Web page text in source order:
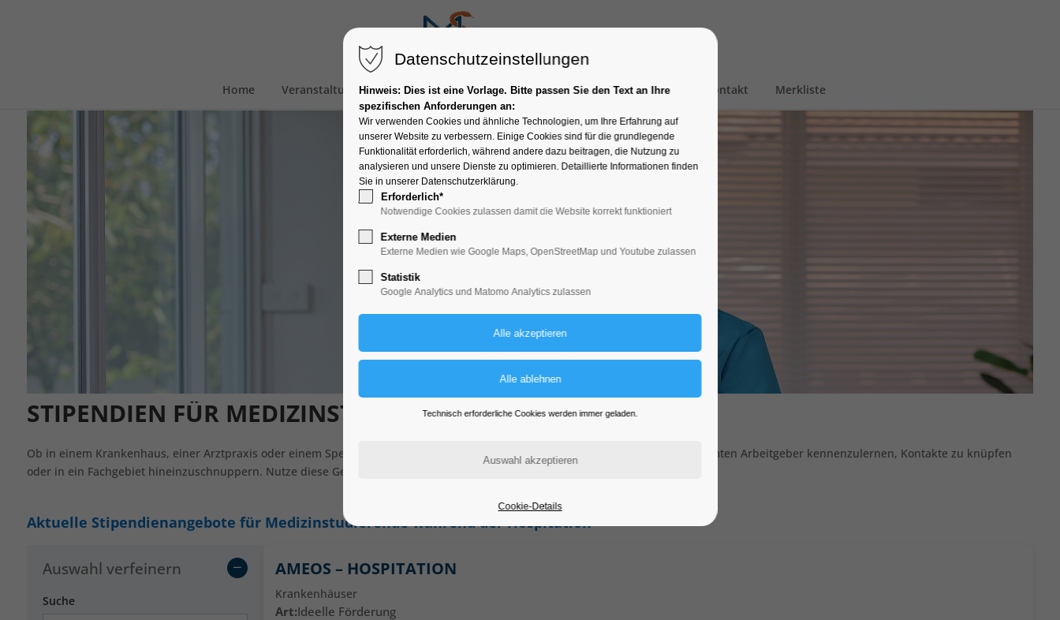
Home Veranstaltungen Stipendienwissen Stipendienprogramm melden Kontakt Merkliste
STIPENDIEN FÜR MEDIZINSTUDIERENDE ZUR HOSPITATION
Ob in einem Krankenhaus, einer Arztpraxis oder einem Spezialzentrum: Eine Hospitation ist eine gute Möglichkeit, einen bestimmten Arbeitgeber kennenzulernen, Kontakte zu knüpfen
oder in ein Fachgebiet hineinzuschnuppern. Nutze diese Gelegenheit!
Aktuelle Stipendienangebote für Medizinstudierende während der Hospitation
Auswahl verfeinern
Suche
AMEOS – HOSPITATION
Krankenhäuser
Art:Ideelle Förderung
Datenschutzeinstellungen
Hinweis: Dies ist eine Vorlage. Bitte passen Sie den Text an Ihre
spezifischen Anforderungen an:
Wir verwenden Cookies und ähnliche Technologien, um Ihre Erfahrung auf
unserer Website zu verbessern. Einige Cookies sind für die grundlegende
Funktionalität erforderlich, während andere dazu beitragen, die Nutzung zu
analysieren und unsere Dienste zu optimieren. Detaillierte Informationen finden
Sie in unserer Datenschutzerklärung.
Erforderlich*
Notwendige Cookies zulassen damit die Website korrekt funktioniert
Externe Medien
Externe Medien wie Google Maps, OpenStreetMap und Youtube zulassen
Statistik
Google Analytics und Matomo Analytics zulassen
Technisch erforderliche Cookies werden immer geladen.
Cookie-Details